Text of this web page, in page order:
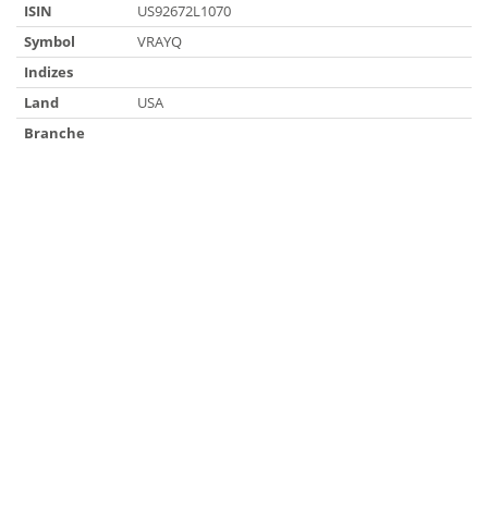
ISIN
US92672L1070
Symbol
VRAYQ
Indizes
Land
USA
Branche